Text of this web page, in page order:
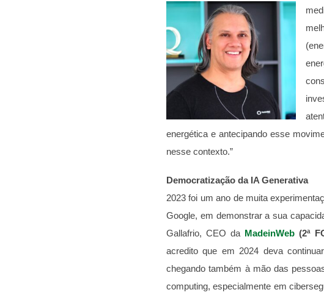
energética e antecipando esse
nesse contexto.”
Democratização da IA Generativa
2023 foi um ano de muita
Google, em demonstrar a sua
Gallafrio, CEO da MadeinWeb (2ª
acredito que em 2024 deva
chegando também à mão das
computing, especialmente em